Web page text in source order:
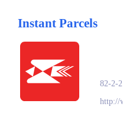
Instant Parcels
82-2-
http://